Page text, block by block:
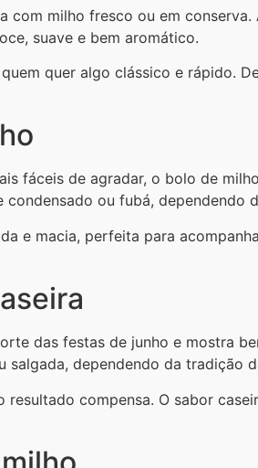
com milho fresco ou em
suave e bem aromático.
quer algo clássico e rápido.
fáceis de agradar, o bolo de
ou fubá, dependendo
e macia, perfeita para
das festas de junho e mostra
salgada, dependendo da tradição
resultado compensa. O sabor